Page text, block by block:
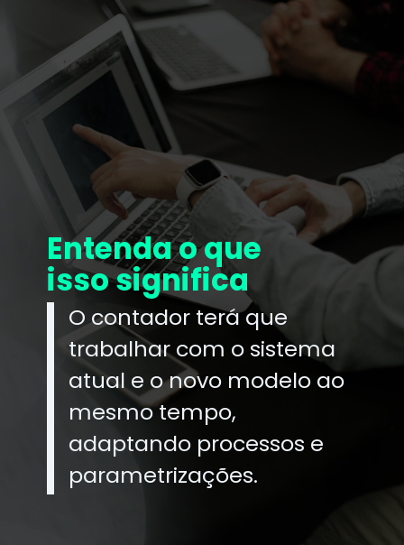
Entenda o que
isso significa
O contador terá que
trabalhar com o sistema
atual e o novo modelo ao
mesmo tempo,
adaptando processos e
parametrizações.